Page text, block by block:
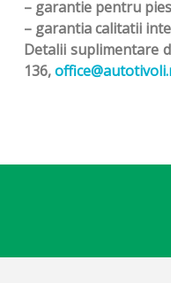
– garantie pentru
– garantia calitatii
Detalii suplimentare
136,